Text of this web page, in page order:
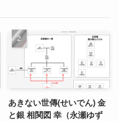
あきない世傳(せいでん) 金
と銀 相関図 幸（永瀬ゆず